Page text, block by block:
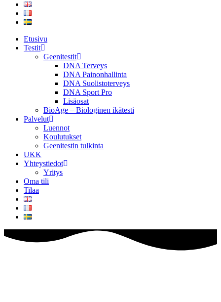
Etusivu
Testit
Geenitestit
DNA Terveys
DNA Painonhallinta
DNA Suolistoterveys
DNA Sport Pro
Lisäosat
BioAge – Biologinen ikätesti
Palvelut
Luennot
Koulutukset
Geenitestin tulkinta
UKK
Yhteystiedot
Yritys
Oma tili
Tilaa